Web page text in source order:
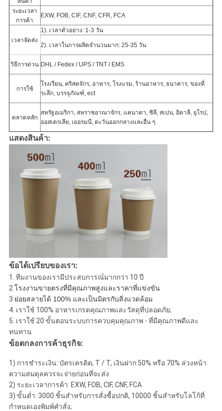
ระยะเวลา
การค้า
EXW, FOB, CIF, CNF, CFR, FCA
เวลาจัดส่ง
1). เวลาตัวอย่าง: 1-3 วัน
2). เวลาในการผลิตจำนวนมาก: 25-35 วัน
วิธีการด่วน DHL / Fedex / UPS / TNT / EMS
การใช้
โรงเรียน, คริสตจักร, อาหาร, โรงแรม, ร้านอาหาร, ธนาคาร, ของที่
ระลึก, บรรจุภัณฑ์, ect
ตลาดหลัก
สหรัฐอเมริกา, สหราชอาณาจักร, แคนาดา, ชิลี, สเปน, อิตาลี, ยุโรป,
ออสเตรเลีย, เยอรมนี, ตะวันออกกลางและอื่น ๆ
แสดงสินค้า:
ข้อได้เปรียบของเรา:
1. ทีมงานของเรามีประสบการณ์มากกว่า 10 ปี
2 โรงงานขายตรงที่มีคุณภาพสูงและราคาที่แข่งขัน
3 ย่อยสลายได้ 100% และเป็นมิตรกับสิ่งแวดล้อม
4. เราใช้ 100% อาหารเกรดคุณภาพและวัสดุที่ปลอดภัย;
5. เราใช้ 20 ขั้นตอนระบบการควบคุมคุณภาพ - ที่มีคุณภาพดีและ
ทนทาน
ข้อตกลงการค้าธุรกิจ:
1) การชำระเงิน: บัตรเครดิต, T / T, เงินฝาก 50% หรือ 70% ล่วงหน้า
ความสมดุลควรจะจ่ายก่อนที่จะส่ง
2) ระยะเวลาการค้า: EXW, FOB, CIF, CNF, FCA
3) ขั้นต่ำ: 3000 ชิ้นสำหรับการสั่งซื้อปกติ, 10000 ชิ้นสำหรับโลโก้ที่
กำหนดเองพิมพ์คำสั่ง;